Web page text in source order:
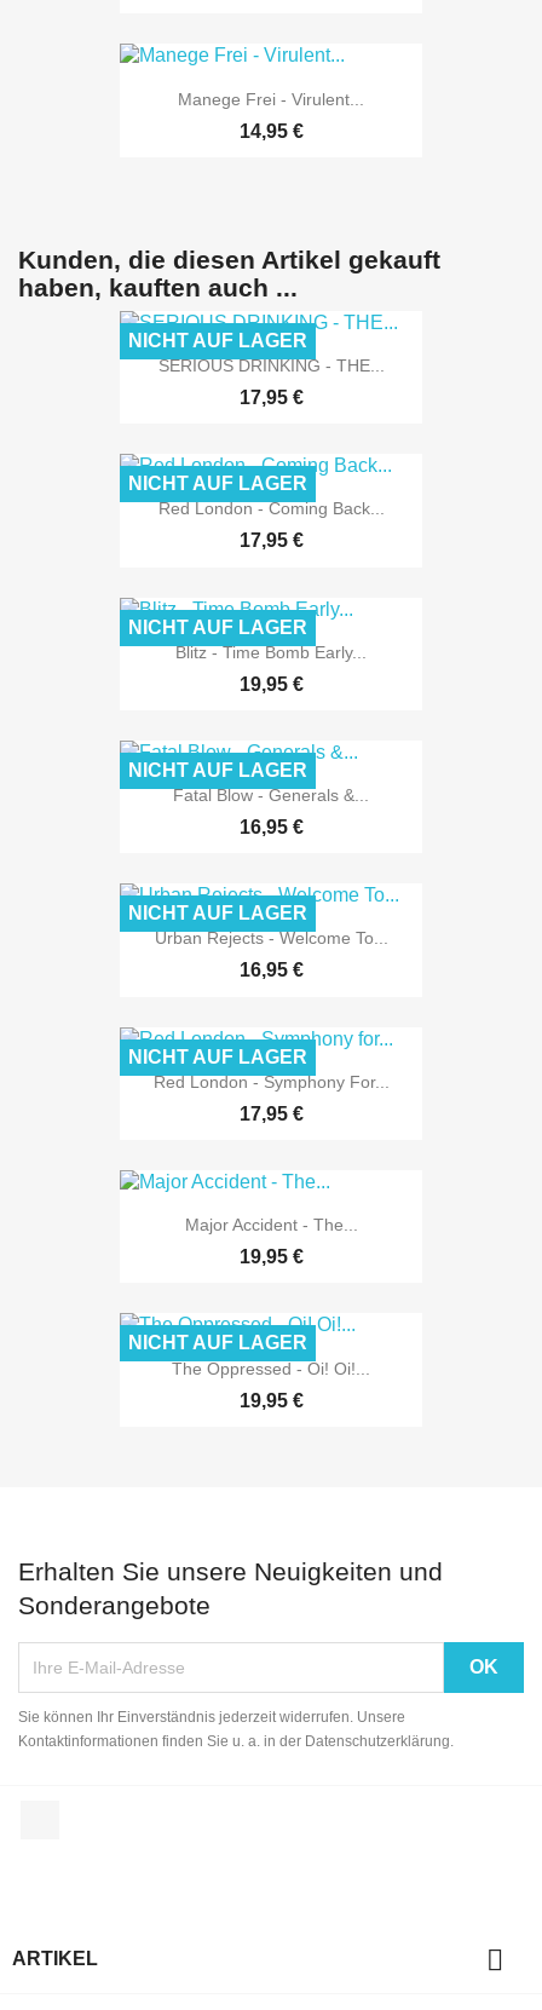
Manege Frei - Virulent...
14,95 €
Kunden, die diesen Artikel gekauft
haben, kauften auch ...
SERIOUS DRINKING - THE...
17,95 €
NICHT AUF LAGER
Red London - Coming Back...
17,95 €
NICHT AUF LAGER
Blitz - Time Bomb Early...
19,95 €
NICHT AUF LAGER
Fatal Blow - Generals &...
16,95 €
NICHT AUF LAGER
Urban Rejects - Welcome To...
16,95 €
NICHT AUF LAGER
Red London - Symphony For...
17,95 €
NICHT AUF LAGER
Major Accident - The...
19,95 €
The Oppressed - Oi! Oi!...
19,95 €
NICHT AUF LAGER
Erhalten Sie unsere Neuigkeiten und
Sonderangebote
Sie können Ihr Einverständnis jederzeit widerrufen. Unsere
Kontaktinformationen finden Sie u. a. in der Datenschutzerklärung.
ARTIKEL 